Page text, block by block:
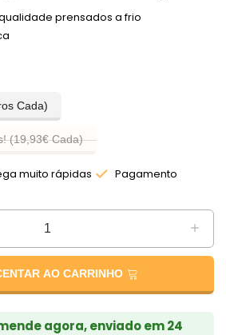
prensados a frio
Cada)
(19,93€ Cada)
muito rápidas
Pagamento
AO CARRINHO
agora, enviado em 24